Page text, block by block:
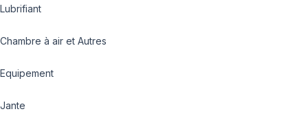
Lubrifiant
Chambre à air et Autres
Equipement
Jante